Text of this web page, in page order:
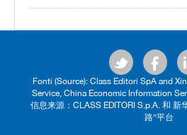
Fonti (Source): Class Editori SpA and
Service, China Economic Information
信息来源：CLASS EDITORI S.p.A. 和 新
路”平台